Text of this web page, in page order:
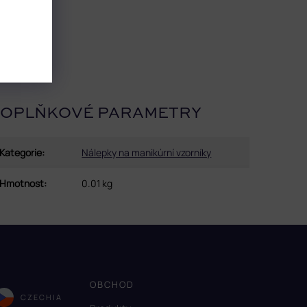
PARAMETRY
Kategorie: Nálepky na manikúrní vzorníky
Hmotnost: 0.01 kg
CZECHIA
OBCHOD